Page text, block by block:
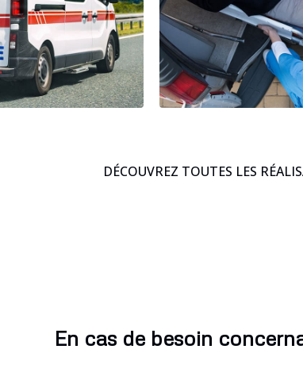
DÉCOUVREZ TOUTES LES
En cas de besoin